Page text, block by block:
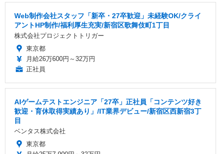
Web制作会社スタッフ「新卒・27卒歓迎」未経験OK/クライ
アントHP制作/福利厚生充実/新宿区歌舞伎町1丁目
株式会社プロジェクトトリガー
東京都
月給26万600円～32万円
正社員
AIゲームテストエンジニア「27卒」正社員「コンテンツ好き
歓迎・育休取得実績あり」/IT業界デビュー/新宿区西新宿3丁
目
ベンタス株式会社
東京都